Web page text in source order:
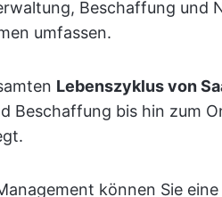
Beschaffung und
umfassen.
Lebenszyklus von
Beschaffung bis hin zum
können Sie